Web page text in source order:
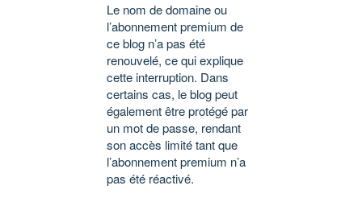
Le nom de domaine ou
l’abonnement premium de
ce blog n’a pas été
renouvelé, ce qui explique
cette interruption. Dans
certains cas, le blog peut
également être protégé par
un mot de passe, rendant
son accès limité tant que
l’abonnement premium n’a
pas été réactivé.